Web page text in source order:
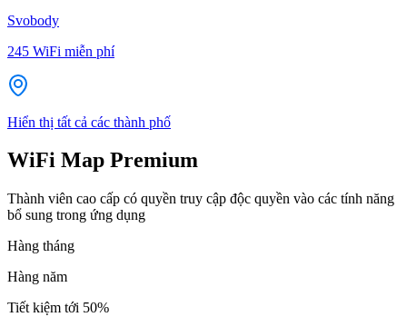
Svobody
245 WiFi miễn phí
Hiển thị tất cả các thành phố
WiFi Map Premium
Thành viên cao cấp có quyền truy cập độc quyền vào các tính năng
bổ sung trong ứng dụng
Hàng tháng
Hàng năm
Tiết kiệm tới 50%